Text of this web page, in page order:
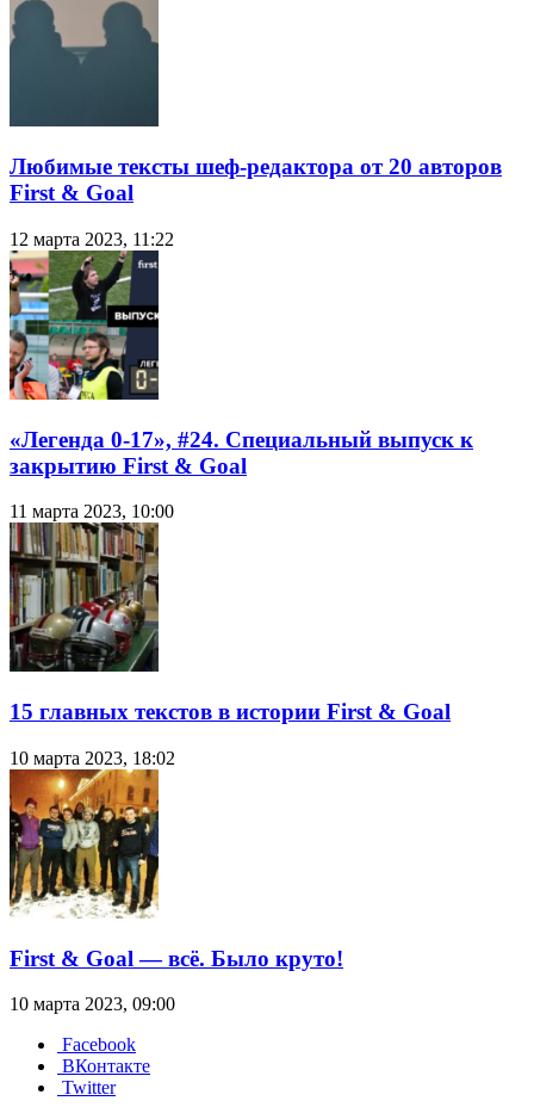
Любимые тексты шеф-редактора от 20 авторов
First & Goal
12 марта 2023, 11:22
«Легенда 0-17», #24. Специальный выпуск к
закрытию First & Goal
11 марта 2023, 10:00
15 главных текстов в истории First & Goal
10 марта 2023, 18:02
First & Goal — всё. Было круто!
10 марта 2023, 09:00
Facebook
ВКонтакте
Twitter